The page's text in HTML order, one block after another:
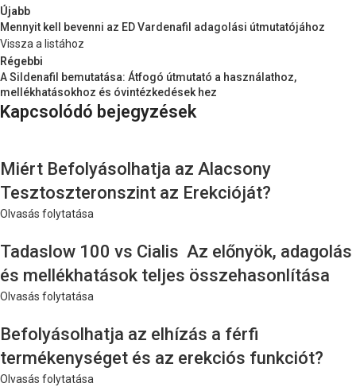
Újabb
Mennyit kell bevenni az ED Vardenafil adagolási útmutatójához
Vissza a listához
Régebbi
A Sildenafil bemutatása: Átfogó útmutató a használathoz,
mellékhatásokhoz és óvintézkedések hez
Kapcsolódó bejegyzések
Miért Befolyásolhatja az Alacsony
Tesztoszteronszint az Erekcióját?
Olvasás folytatása
Tadaslow 100 vs Cialis Az előnyök, adagolás
és mellékhatások teljes összehasonlítása
Olvasás folytatása
Befolyásolhatja az elhízás a férfi
termékenységet és az erekciós funkciót?
Olvasás folytatása